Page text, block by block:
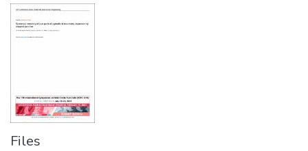
Files